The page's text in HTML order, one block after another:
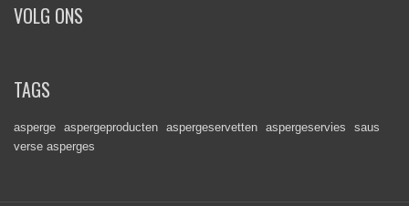
VOLG ONS
TAGS
asperge aspergeproducten aspergeservetten aspergeservies
saus
verse asperges